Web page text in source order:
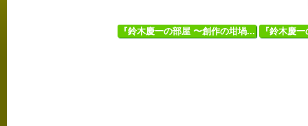
『鈴木慶一の部屋 〜創作の坩堝... 『鈴木慶